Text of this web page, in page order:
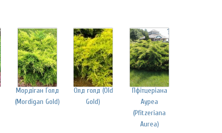
Мордіган Голд
(Mordigan Gold)
Олд голд (Old
Gold)
Пфітцеріана
Ауреа
(Pfitzeriana
Aurea)